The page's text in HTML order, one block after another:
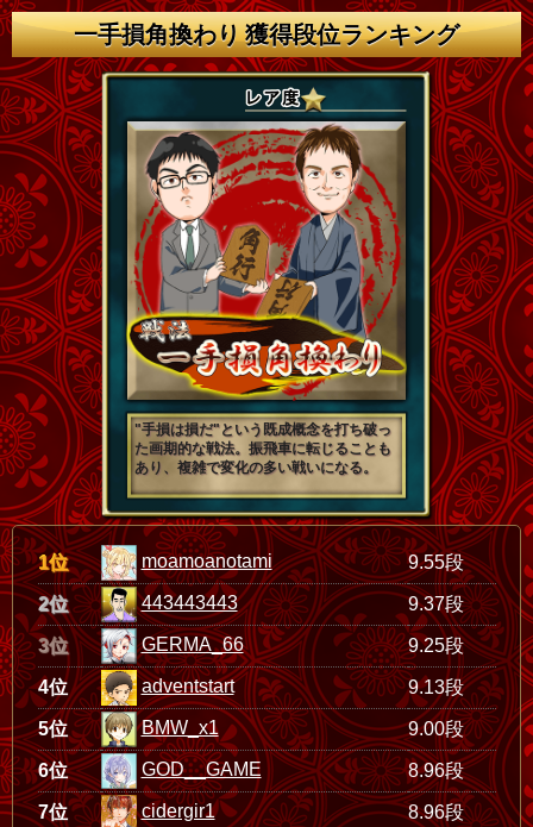
一手損角換わり 獲得段位ランキング
"手損は損だ"という既成概念を打ち破っ
た画期的な戦法。振飛車に転じることも
あり、複雑で変化の多い戦いになる。
1位 moamoanotami 9.55段
2位 443443443 9.37段
3位 GERMA_66 9.25段
4位 adventstart 9.13段
5位 BMW_x1 9.00段
6位 GOD__GAME 8.96段
7位 cidergir1 8.96段